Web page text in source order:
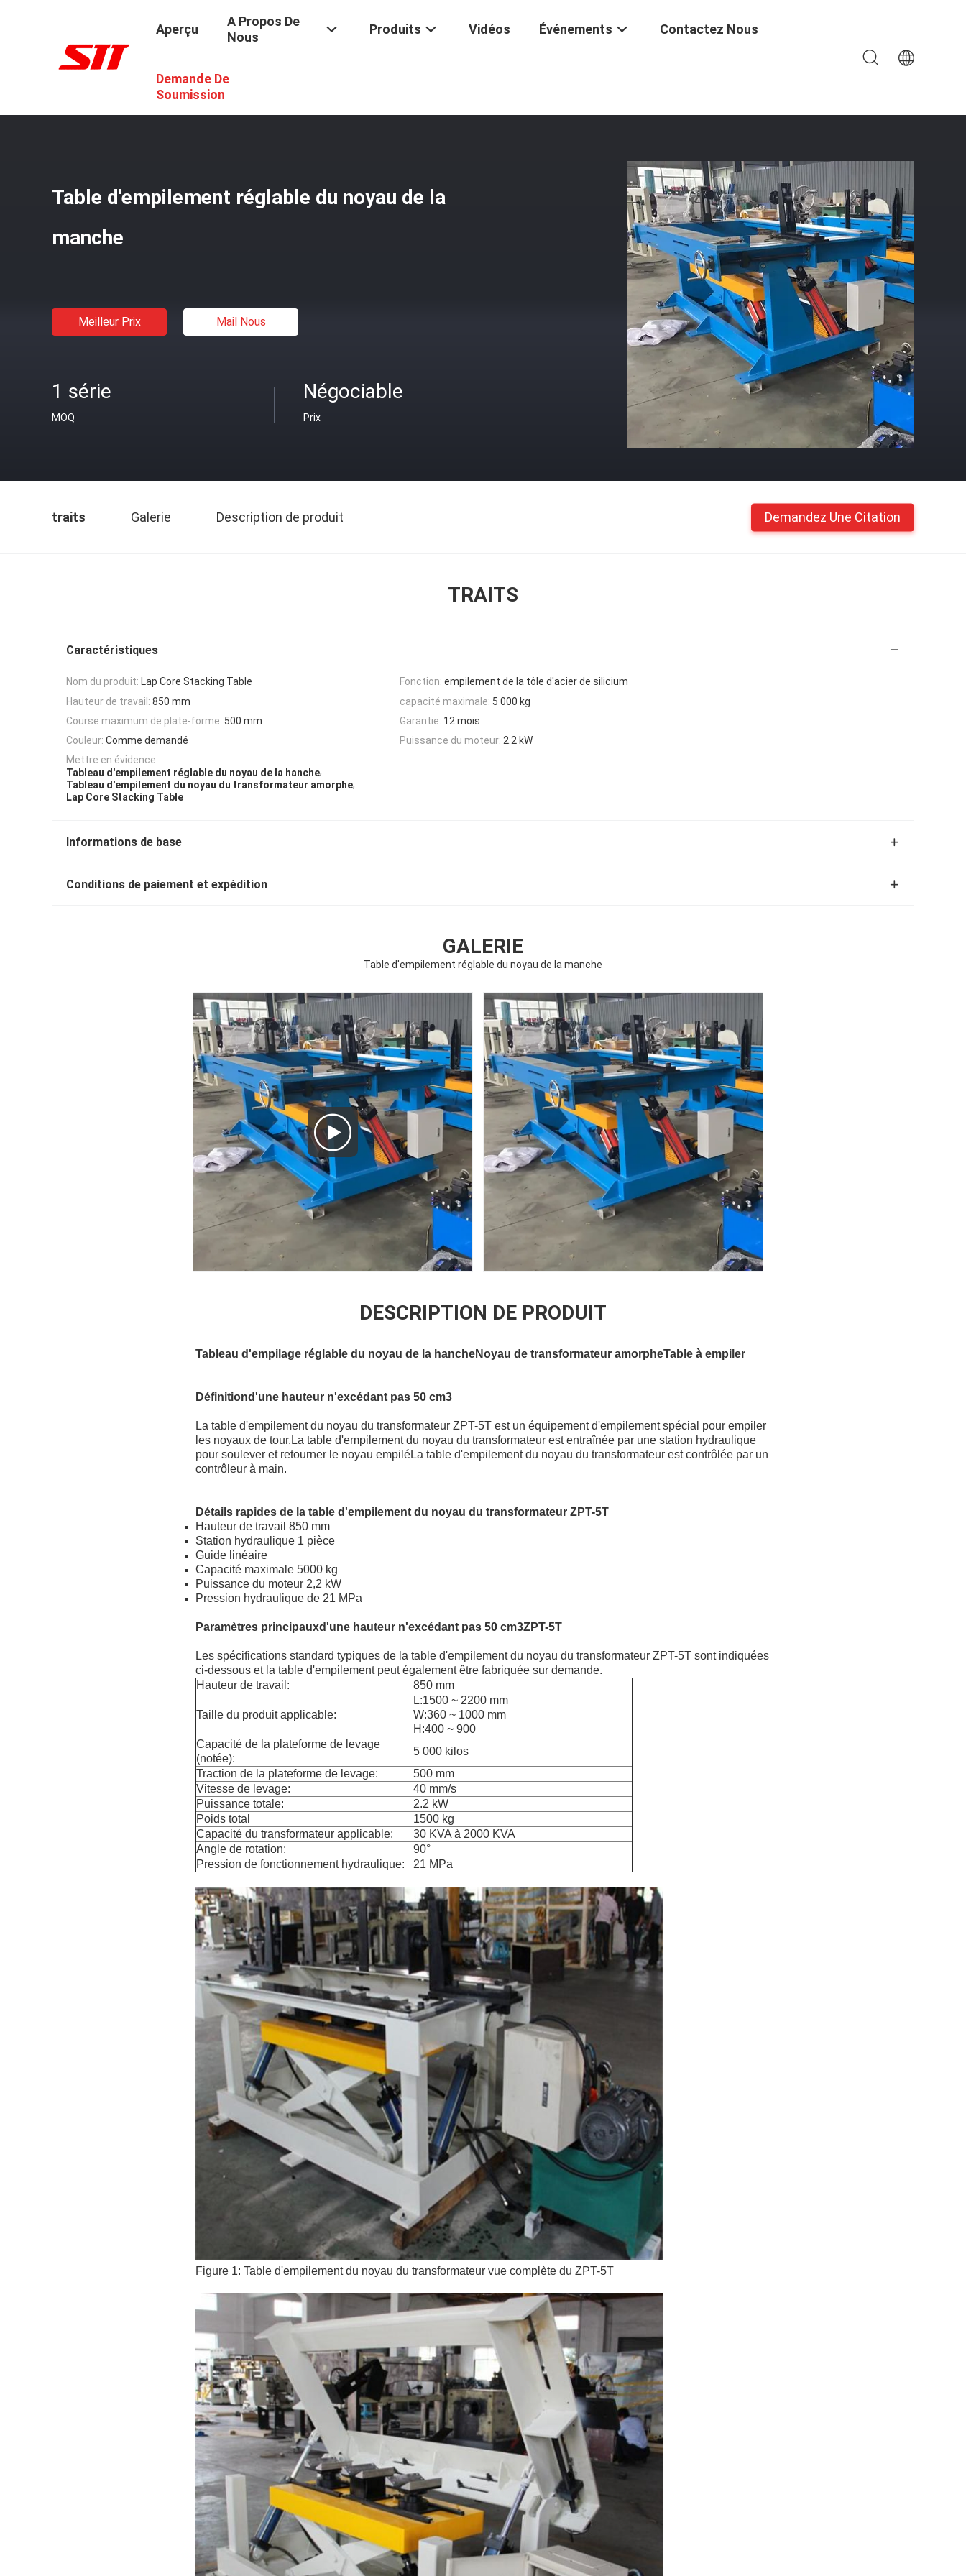
Aperçu
A Propos De
Nous
Produits Vidéos Événements Contactez Nous
Demande De
Soumission
Noyau De Transformateur Empilant Le Tableau
Table d'empilement réglable du noyau de la
manche
Meilleur Prix Mail Nous
1 série
MOQ
Négociable
Prix
traits Galerie Description de produit Demandez Une Citation
TRAITS
Caractéristiques
Nom du produit: Lap Core Stacking Table Fonction: empilement de la tôle d'acier de silicium
Hauteur de travail: 850 mm capacité maximale: 5 000 kg
Course maximum de plate-forme: 500 mm Garantie: 12 mois
Couleur: Comme demandé Puissance du moteur: 2.2 kW
Mettre en évidence:
Tableau d'empilement réglable du noyau de la hanche,
Tableau d'empilement du noyau du transformateur amorphe,
Lap Core Stacking Table
Informations de base
Conditions de paiement et expédition
GALERIE
Table d'empilement réglable du noyau de la manche
DESCRIPTION DE PRODUIT
Tableau d'empilage réglable du noyau de la hancheNoyau de transformateur amorpheTable à empiler
Définitiond'une hauteur n'excédant pas 50 cm3
La table d'empilement du noyau du transformateur ZPT-5T est un équipement d'empilement spécial pour empiler
les noyaux de tour.La table d'empilement du noyau du transformateur est entraînée par une station hydraulique
pour soulever et retourner le noyau empiléLa table d'empilement du noyau du transformateur est contrôlée par un
contrôleur à main.
Détails rapides de la table d'empilement du noyau du transformateur ZPT-5T
Hauteur de travail 850 mm
Station hydraulique 1 pièce
Guide linéaire
Capacité maximale 5000 kg
Puissance du moteur 2,2 kW
Pression hydraulique de 21 MPa
Paramètres principauxd'une hauteur n'excédant pas 50 cm3ZPT-5T
Les spécifications standard typiques de la table d'empilement du noyau du transformateur ZPT-5T sont indiquées
ci-dessous et la table d'empilement peut également être fabriquée sur demande.
Hauteur de travail:
850 mm
Taille du produit applicable:
L:1500 ~ 2200 mm
W:360 ~ 1000 mm
H:400 ~ 900
Capacité de la plateforme de levage
(notée):
5 000 kilos
Traction de la plateforme de levage:
500 mm
Vitesse de levage:
40 mm/s
Puissance totale:
2.2 kW
Poids total
1500 kg
Capacité du transformateur applicable:
30 KVA à 2000 KVA
Angle de rotation:
90°
Pression de fonctionnement hydraulique:
21 MPa
Figure 1: Table d'empilement du noyau du transformateur vue complète du ZPT-5T